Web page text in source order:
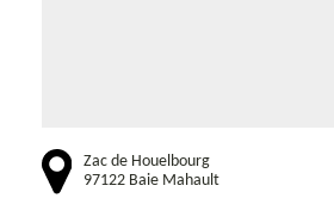
Zac de Houelbourg
97122 Baie Mahault